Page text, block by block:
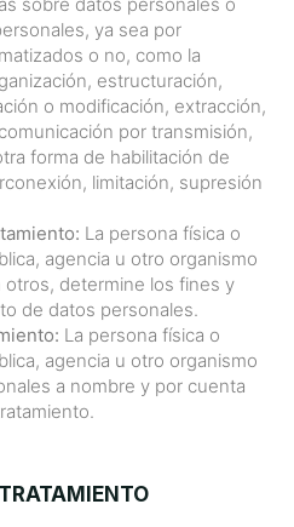
ya sea por
o no, como la
estructuración,
o modificación, extracción,
por transmisión,
forma de habilitación de
limitación, supresión
La persona física o
agencia u otro organismo
determine los fines y
de datos personales.
La persona física o
agencia u otro organismo
a nombre y por cuenta